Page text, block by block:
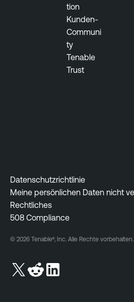
tion
Kunden-
Communi
ty
Tenable
Trust
Datenschutzrichtlinie
Meine persönlichen Daten nicht
Rechtliches
508 Compliance
© 2026 Tenable®, Inc. Alle Rechte vorbehalten.